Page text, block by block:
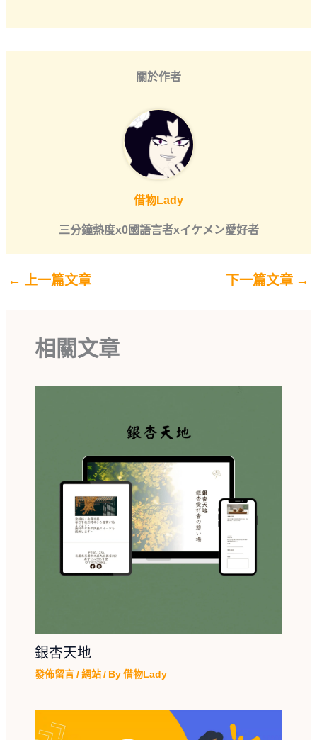
關於作者
借物Lady
三分鐘熱度x0國語言者xイケメン愛好者
← 上一篇文章 下一篇文章 →
相關文章
銀杏天地
發佈留言/網站/ By借物Lady